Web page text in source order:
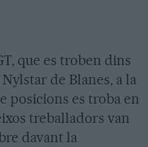
que es troben dins
de Blanes, a la
posicions es troba en
treballadors van
davant la